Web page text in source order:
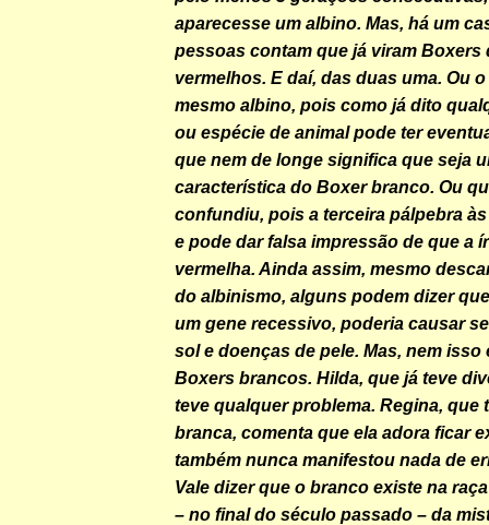
aparecesse um albino. Mas, há um
pessoas contam que já viram Boxers
vermelhos. E daí, das duas uma. Ou
mesmo albino, pois como já dito
ou espécie de animal pode ter
que nem de longe significa que seja
característica do Boxer branco. Ou
confundiu, pois a terceira pálpebra
e pode dar falsa impressão de que a
vermelha. Ainda assim, mesmo
do albinismo, alguns podem dizer
um gene recessivo, poderia causar
sol e doenças de pele. Mas, nem isso
Boxers brancos. Hilda, que já teve
teve qualquer problema. Regina, que
branca, comenta que ela adora ficar
também nunca manifestou nada de
Vale dizer que o branco existe na
– no final do século passado – da